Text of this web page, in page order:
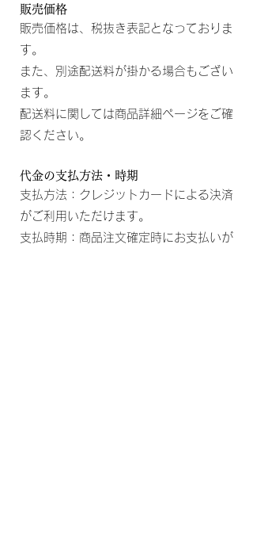
販売価格
販売価格は、税抜き表記となっておりま
す。
また、別途配送料が掛かる場合もござい
ます。
配送料に関しては商品詳細ページをご確
認ください。
代金の支払方法・時期
支払方法：クレジットカードによる決済
がご利用いただけます。
支払時期：商品注文確定時にお支払いが